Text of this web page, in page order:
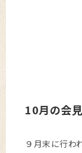
10月の会
９月末に行わ